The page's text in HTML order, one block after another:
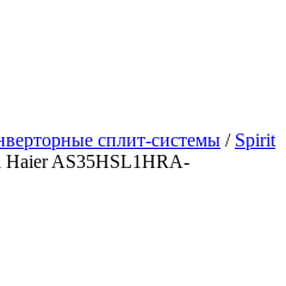
сплит-системы / Spirit
Haier AS35HSL1HRA-